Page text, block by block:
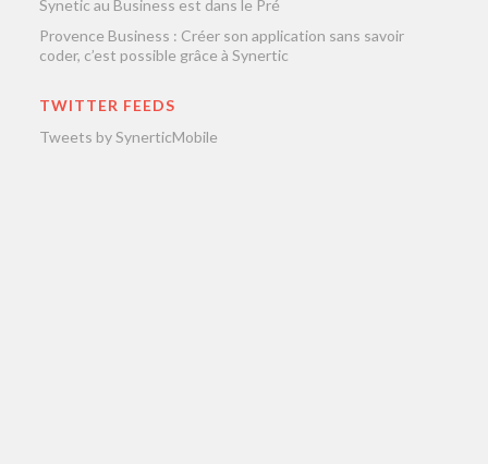
Synetic au Business est dans le Pré
Provence Business : Créer son application sans savoir
coder, c’est possible grâce à Synertic
TWITTER FEEDS
Tweets by SynerticMobile